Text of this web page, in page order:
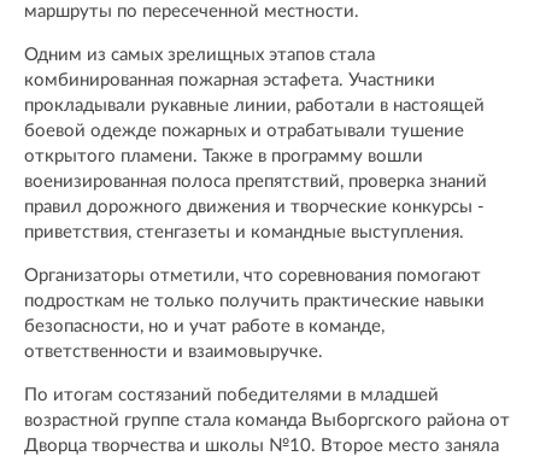
маршруты по пересеченной местности.
Одним из самых зрелищных этапов стала
комбинированная пожарная эстафета. Участники
прокладывали рукавные линии, работали в настоящей
боевой одежде пожарных и отрабатывали тушение
открытого пламени. Также в программу вошли
военизированная полоса препятствий, проверка знаний
правил дорожного движения и творческие конкурсы -
приветствия, стенгазеты и командные выступления.
Организаторы отметили, что соревнования помогают
подросткам не только получить практические навыки
безопасности, но и учат работе в команде,
ответственности и взаимовыручке.
По итогам состязаний победителями в младшей
возрастной группе стала команда Выборгского района от
Дворца творчества и школы №10. Второе место заняла